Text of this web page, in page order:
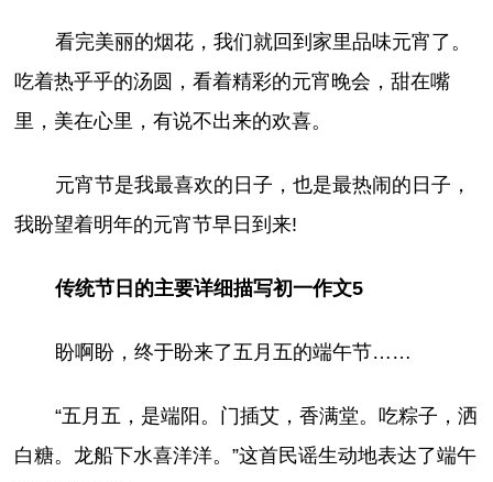
看完美丽的烟花，我们就回到家里品味元宵了。
吃着热乎乎的汤圆，看着精彩的元宵晚会，甜在嘴
里，美在心里，有说不出来的欢喜。
元宵节是我最喜欢的日子，也是最热闹的日子，
我盼望着明年的元宵节早日到来!
传统节日的主要详细描写初一作文5
盼啊盼，终于盼来了五月五的端午节……
“五月五，是端阳。门插艾，香满堂。吃粽子，洒
白糖。龙船下水喜洋洋。”这首民谣生动地表达了端午